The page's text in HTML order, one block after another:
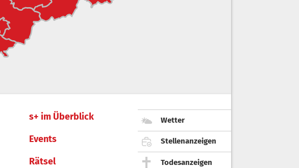
s+ im Überblick
Events
Rätsel
Wetter
Stellenanzeigen
Todesanzeigen